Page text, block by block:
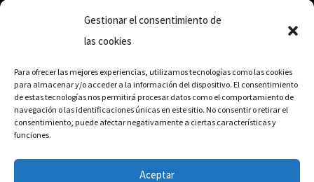
Gestionar el consentimiento de
las cookies
Para ofrecer las mejores experiencias, utilizamos tecnologías como las cookies
para almacenar y/o acceder a la información del dispositivo. El consentimiento
de estas tecnologías nos permitirá procesar datos como el comportamiento de
navegación o las identificaciones únicas en este sitio. No consentir o retirar el
consentimiento, puede afectar negativamente a ciertas características y
funciones.
Aceptar
+52 811.499.5638
RED DE DISTRIBUCIÓN
Distribuidores en México y Octaedro internacional